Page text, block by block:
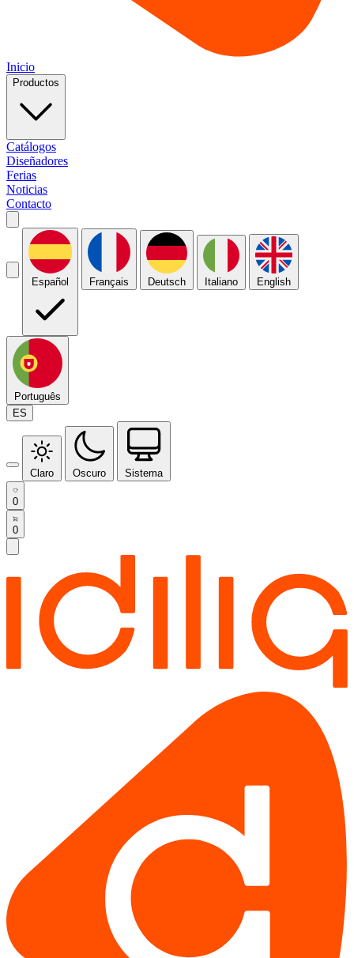
Inicio
Productos
Catálogos
Diseñadores
Ferias
Noticias
Contacto
Español Français Deutsch Italiano English
Português
ES
Claro Oscuro Sistema
0
0